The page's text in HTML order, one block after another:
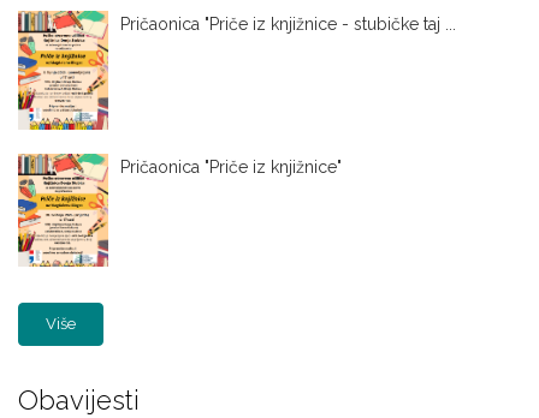
Pričaonica "Priče iz knjižnice - stubičke taj ...
Pričaonica "Priče iz knjižnice"
Više
Obavijesti